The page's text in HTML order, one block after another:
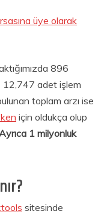
üye olarak
896
12,747 adet işlem
toplam arzı ise
için oldukça olup
1 milyonluk
sitesinde